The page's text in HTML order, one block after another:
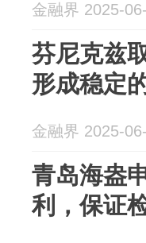
金融界 2025-
芬尼克兹
形成稳定
金融界 2025-
青岛海盎
利，保证